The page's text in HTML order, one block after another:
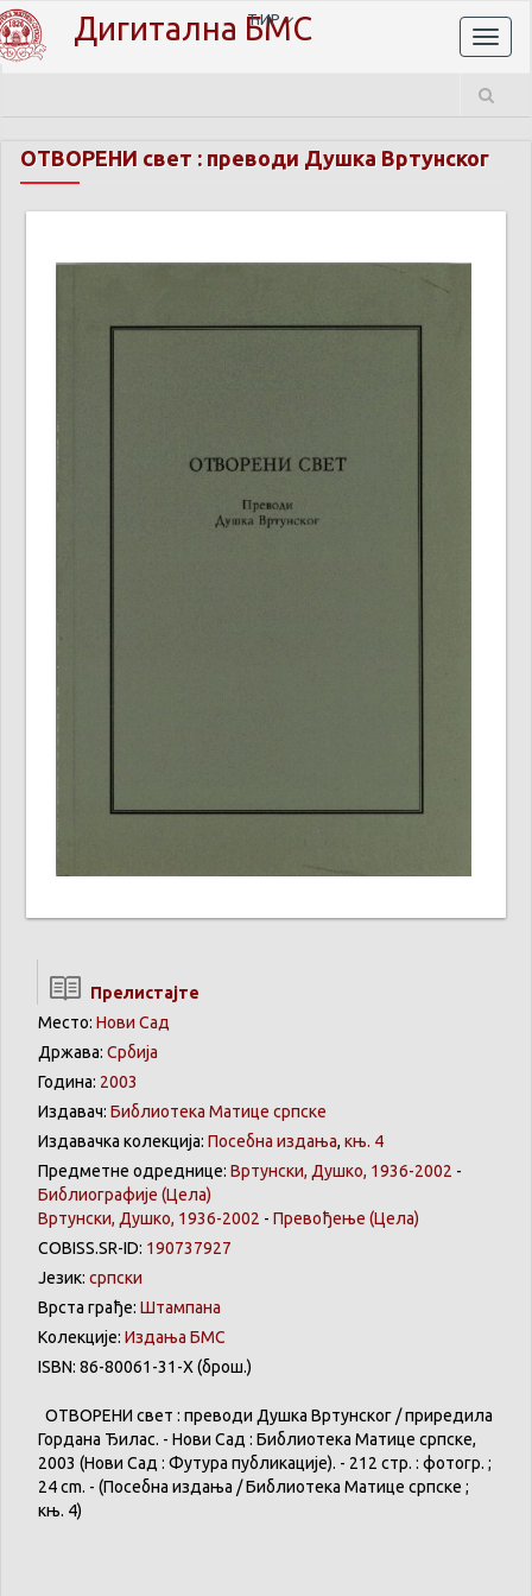
Дигитална БМС
ЋИР
ОТВОРЕНИ свет : преводи Душка Вртунског
Прелистајте
Место: Нови Сад
Држава: Србија
Година: 2003
Издавач: Библиотека Матице српске
Издавачка колекција: Посебна издања, књ. 4
Предметне одреднице: Вртунски, Душко, 1936-2002 -
Библиографије (Цела)
Вртунски, Душко, 1936-2002 - Превођење (Цела)
COBISS.SR-ID: 190737927
Језик: српски
Врста грађе: Штампана
Колекције: Издања БМС
ISBN: 86-80061-31-X (брош.)
ОТВОРЕНИ свет : преводи Душка Вртунског / приредила
Гордана Ђилас. - Нови Сад : Библиотека Матице српске,
2003 (Нови Сад : Футура публикације). - 212 стр. : фотогр. ;
24 cm. - (Посебна издања / Библиотека Матице српске ;
књ. 4)